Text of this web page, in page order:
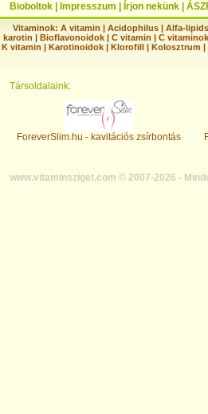
Bioboltok Impresszum Írjon nekünk
Vitaminok: A vitamin |Acidophilus |Alfa-
karotin | Bioflavonoidok | C vitamin | C
K vitamin | Karotinoidok | Klorofill | Kolosztrum |
Társoldalaink:
ForeverSlim.hu - kavitációs zsírbontás
www.vitaminsziget.com © 2007-2026 -